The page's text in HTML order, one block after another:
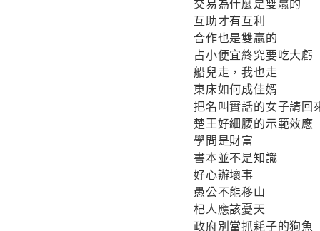
互助才有互利
合作也是雙贏的
占小便宜終究要吃大虧
船兒走，我也走
東床如何成佳婿
把名叫實話的女子請回
楚王好細腰的示範效應
學問是財富
書本並不是知識
好心辦壞事
愚公不能移山
杞人應該憂天
政府別當抓耗子的狗魚